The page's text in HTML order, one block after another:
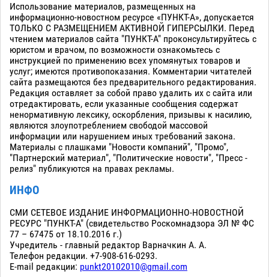
Использование материалов, размещенных на
информационно-новостном ресурсе «ПУНКТ-А», допускается
ТОЛЬКО С РАЗМЕЩЕНИЕМ АКТИВНОЙ ГИПЕРСЫЛКИ. Перед
чтением материалов сайта "ПУНКТ-А" проконсультируйтесь с
юристом и врачом, по возможности ознакомьтесь с
инструкцией по применению всех упомянутых товаров и
услуг; имеются противопоказания. Комментарии читателей
сайта размещаются без предварительного редактирования.
Редакция оставляет за собой право удалить их с сайта или
отредактировать, если указанные сообщения содержат
ненормативную лексику, оскорбления, призывы к насилию,
являются злоупотреблением свободой массовой
информации или нарушением иных требований закона.
Материалы с плашками "Новости компаний", "Промо",
"Партнерский материал", "Политические новости", "Пресс -
релиз" публикуются на правах рекламы.
ИНФО
СМИ СЕТЕВОЕ ИЗДАНИЕ ИНФОРМАЦИОННО-НОВОСТНОЙ
РЕСУРС "ПУНКТ-А" (свидетельство Роскомнадзора ЭЛ № ФС
77 – 67475 от 18.10.2016 г.)
Учредитель - главный редактор Варначкин А. А.
Телефон редакции. +7-908-616-0293.
E-mail редакции: punkt20102010@gmail.com